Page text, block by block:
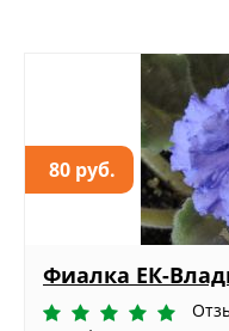
80 руб.
Фиалка ЕК-